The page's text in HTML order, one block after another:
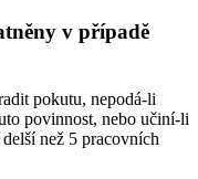
v případě
pokutu, nepodá-li
povinnost, nebo učiní-li
než 5 pracovních